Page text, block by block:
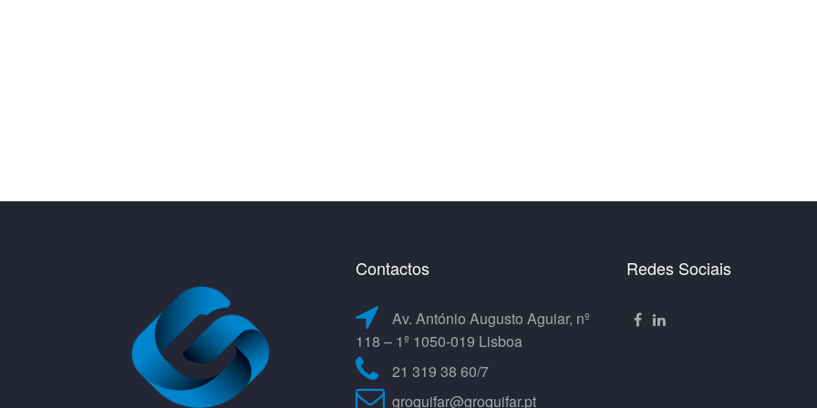
Contactos
Av. António Augusto Aguiar, nº
118 – 1º 1050-019 Lisboa
21 319 38 60/7
groquifar@groquifar.pt
Redes Sociais